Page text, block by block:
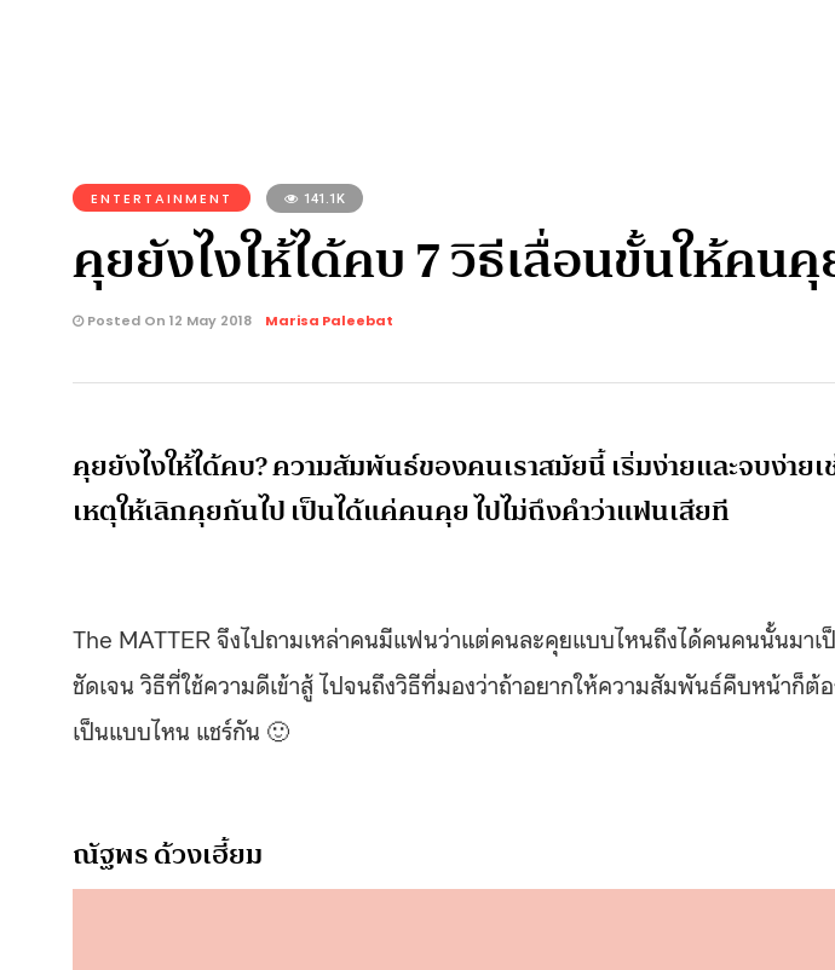
ENTERTAINMENT 141.1K
คุยยังไงให้ได้คบ 7 วิธีเลื่อนขั้นให้คน
Posted On 12 May 2018 Marisa Paleebat
คุยยังไงให้ได้คบ? ความสัมพันธ์ของคนเราสมัยนี้ เริ่มง่ายและจบง่า
เหตุให้เลิกคุยกันไป เป็นได้แค่คนคุย ไปไม่ถึงคำว่าแฟนเสียที
The MATTER จึงไปถามเหล่าคนมีแฟนว่าแต่คนละคุยแบบไหนถึงได้คนคนนั้นมา
ชัดเจน วิธีที่ใช้ความดีเข้าสู้ ไปจนถึงวิธีที่มองว่าถ้าอยากให้ความสัมพันธ์คืบหน้าก็
เป็นแบบไหน แชร์กัน 🙂
ณัฐพร ด้วงเฮี้ยม